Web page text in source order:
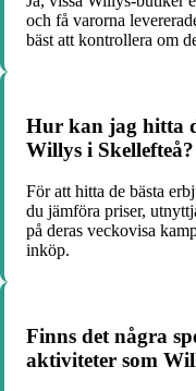
och få varorna
bäst att kontrollera om
Hur kan jag hitta
Willys i Skellefteå?
För att hitta de bästa
du jämföra priser,
på deras veckovisa
inköp.
Finns det några
aktiviteter som